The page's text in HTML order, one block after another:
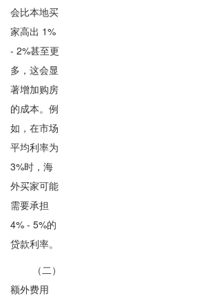
会比本地买
家高出 1%
- 2%甚至更
多，这会显
著增加购房
的成本。例
如，在市场
平均利率为
3%时，海
外买家可能
需要承担
4% - 5%的
贷款利率。
（二）
额外费用